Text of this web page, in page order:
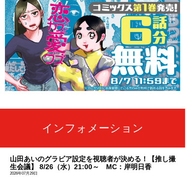
インフォメーション
山田あいのグラビア設定を視聴者が決める！【推し撮
生会議】 8/26（水）21:00～ MC：岸明日香
2026年07月29日